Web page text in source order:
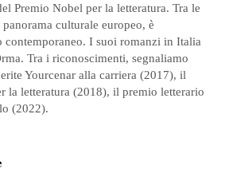
Premio Nobel per la letteratura. Tra le
culturale europeo, è
contemporaneo. I suoi romanzi in Italia
Tra i riconoscimenti, segnaliamo
Yourcenar alla carriera (2017), il
la letteratura (2018), il premio letterario
(2022).